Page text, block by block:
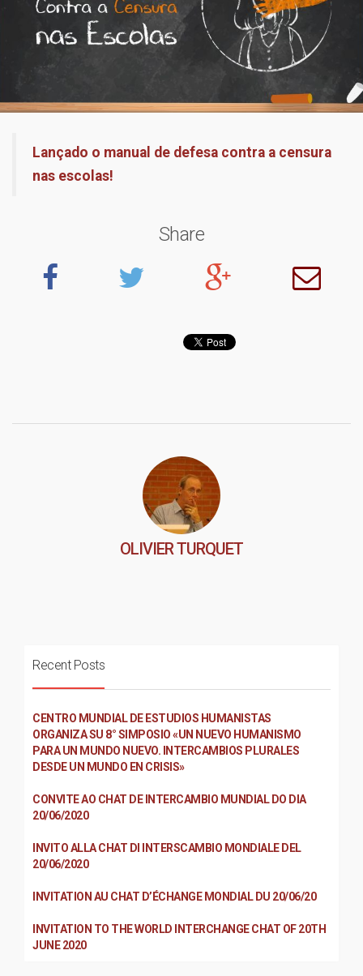
Lançado o manual de defesa contra a censura
nas escolas!
Share
OLIVIER TURQUET
Recent Posts
CENTRO MUNDIAL DE ESTUDIOS HUMANISTAS
ORGANIZA SU 8° SIMPOSIO «UN NUEVO HUMANISMO
PARA UN MUNDO NUEVO. INTERCAMBIOS PLURALES
DESDE UN MUNDO EN CRISIS»
CONVITE AO CHAT DE INTERCAMBIO MUNDIAL DO DIA
20/06/2020
INVITO ALLA CHAT DI INTERSCAMBIO MONDIALE DEL
20/06/2020
INVITATION AU CHAT D’ÉCHANGE MONDIAL DU 20/06/20
INVITATION TO THE WORLD INTERCHANGE CHAT OF 20TH
JUNE 2020